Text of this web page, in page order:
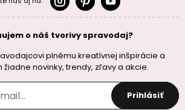
o náš tvorivy spravodaj?
plnému kreatívnej inšpirácie a
žiadne novinky, trendy, zľavy a akcie.
Prihlásiť